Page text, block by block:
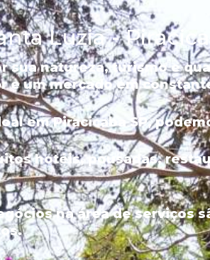
Luzia -
sua natureza, turismo e
e um mercado em
em Piracicaba SP,
hotéis, pousadas,
na área de serviços